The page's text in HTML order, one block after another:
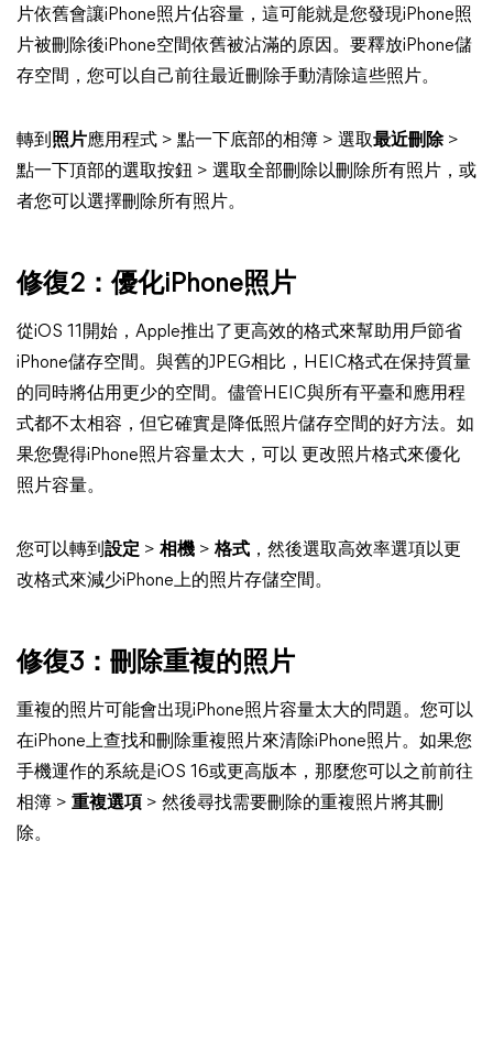
片依舊會讓iPhone照片佔容量，這可能就是您發現iPhone照
片被刪除後iPhone空間依舊被沾滿的原因。要釋放iPhone儲
存空間，您可以自己前往最近刪除手動清除這些照片。
轉到 照片應用程式 > 點一下底部的相簿 > 選取最近刪除>
點一下頂部的選取按鈕 > 選取全部刪除以刪除所有照片，或
者您可以選擇刪除所有照片。
修復2：優化iPhone照片
從iOS 11開始，Apple推出了更高效的格式來幫助用戶節省
iPhone儲存空間。與舊的JPEG相比，HEIC格式在保持質量
的同時將佔用更少的空間。儘管HEIC與所有平臺和應用程
式都不太相容，但它確實是降低照片儲存空間的好方法。如
果您覺得iPhone照片容量太大，可以 更改照片格式來優化
照片容量。
您可以轉到 設定 > 相機 > 格式 ，然後選取高效率選項以更
改格式來減少iPhone上的照片存儲空間。
修復3：刪除重複的照片
重複的照片可能會出現iPhone照片容量太大的問題。您可以
在iPhone上查找和刪除重複照片來清除iPhone照片。如果您
手機運作的系統是iOS 16或更高版本，那麼您可以之前前往
相簿 > 重複選項 > 然後尋找需要刪除的重複照片將其刪
除。